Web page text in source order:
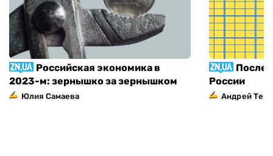
Российская экономика в
2023-м: зернышко за зернышком
Юлия Самаева
России
Андрей